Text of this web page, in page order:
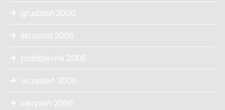
grudzień 2006
listopad 2006
październik 2006
wrzesień 2006
sierpień 2006